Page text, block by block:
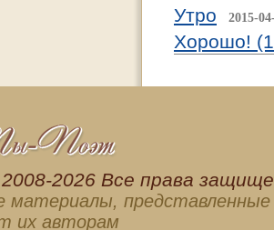
Утро 2015-
Хорошо!
2026 Все права
материалы, представленные
их авторам